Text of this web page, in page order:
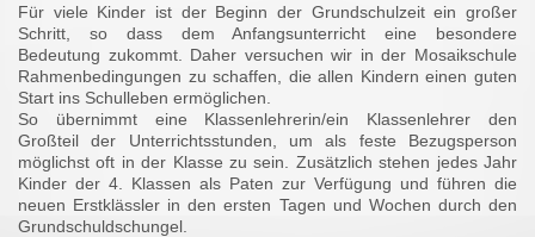
Für viele Kinder ist der Beginn der Grundschulzeit ein großer
Schritt, so dass dem Anfangsunterricht eine besondere
Bedeutung zukommt. Daher versuchen wir in der Mosaikschule
Rahmenbedingungen zu schaffen, die allen Kindern einen guten
Start ins Schulleben ermöglichen.
So übernimmt eine Klassenlehrerin/ein Klassenlehrer den
Großteil der Unterrichtsstunden, um als feste Bezugsperson
möglichst oft in der Klasse zu sein. Zusätzlich stehen jedes Jahr
Kinder der 4. Klassen als Paten zur Verfügung und führen die
neuen Erstklässler in den ersten Tagen und Wochen durch den
Grundschuldschungel.